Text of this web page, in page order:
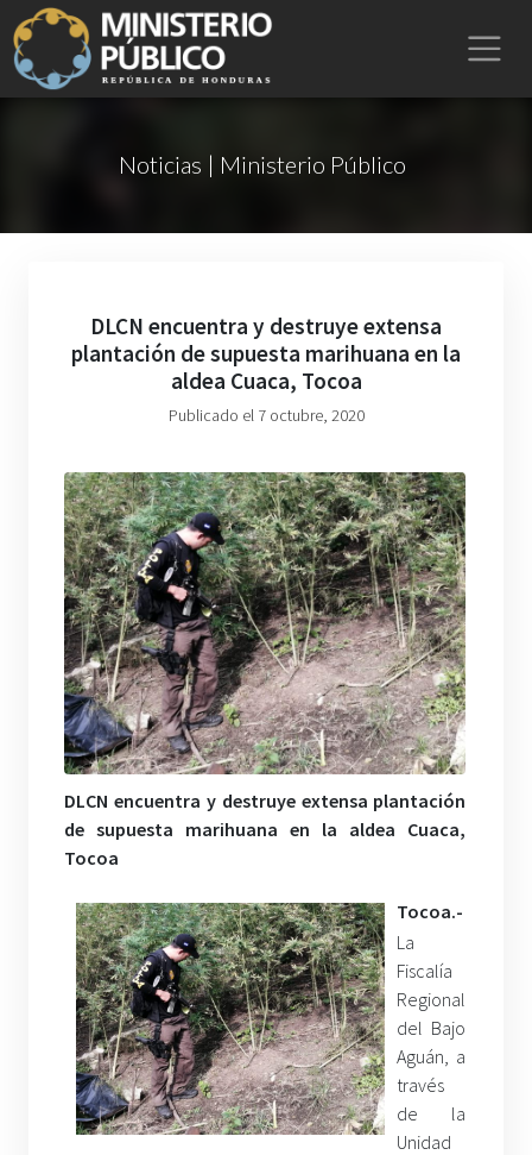
Noticias | Ministerio Público
DLCN encuentra y destruye extensa
plantación de supuesta marihuana en la
aldea Cuaca, Tocoa
Publicado el 7 octubre, 2020
DLCN encuentra y destruye extensa plantación
de supuesta marihuana en la aldea Cuaca,
Tocoa
Tocoa.-
La
Fiscalía
Regional
del Bajo
Aguán, a
través
de la
Unidad